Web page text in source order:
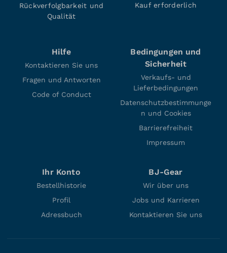
Rückverfolgbarkeit und
Qualität
Kauf erforderlich
Hilfe
Kontaktieren Sie uns
Fragen und Antworten
Code of Conduct
Bedingungen und
Sicherheit
Verkaufs- und
Lieferbedingungen
Datenschutzbestimmunge
n und Cookies
Barrierefreiheit
Impressum
Ihr Konto
Bestellhistorie
Profil
Adressbuch
BJ-Gear
Wir über uns
Jobs und Karrieren
Kontaktieren Sie uns